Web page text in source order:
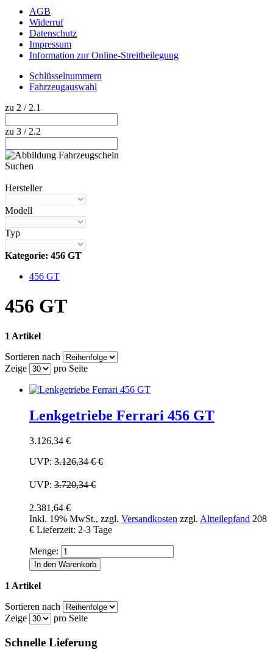
AGB
Widerruf
Datenschutz
Impressum
Information zur Online-Streitbeilegung
Schlüsselnummern
Fahrzeugauswahl
zu 2 / 2.1
zu 3 / 2.2
Suchen
Hersteller
Modell
Typ
Kategorie: 456 GT
456 GT
456 GT
1 Artikel
Sortieren nach
Zeige
pro Seite
Lenkgetriebe Ferrari 456 GT
3.126,34 €
UVP: 3.126,34 €€
UVP: 3.720,34 €
2.381,64 €
Inkl. 19% MwSt., zzgl. Versandkosten zzgl. Altteilepfand 208
€ Lieferzeit: 2-3 Tage
Menge:
In den Warenkorb
1 Artikel
Sortieren nach
Zeige
pro Seite
Schnelle Lieferung